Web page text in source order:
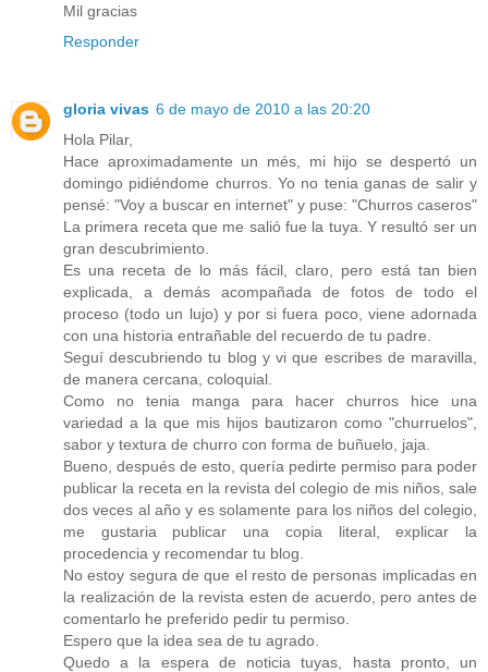
Mil gracias
Responder
gloria vivas 6 de mayo de 2010 a las 20:20
Hola Pilar,
Hace aproximadamente un més, mi hijo se despertó un
domingo pidiéndome churros. Yo no tenia ganas de salir y
pensé: "Voy a buscar en internet" y puse: "Churros caseros"
La primera receta que me salió fue la tuya. Y resultó ser un
gran descubrimiento.
Es una receta de lo más fácil, claro, pero está tan bien
explicada, a demás acompañada de fotos de todo el
proceso (todo un lujo) y por si fuera poco, viene adornada
con una historia entrañable del recuerdo de tu padre.
Seguí descubriendo tu blog y vi que escribes de maravilla,
de manera cercana, coloquial.
Como no tenia manga para hacer churros hice una
variedad a la que mis hijos bautizaron como "churruelos",
sabor y textura de churro con forma de buñuelo, jaja.
Bueno, después de esto, quería pedirte permiso para poder
publicar la receta en la revista del colegio de mis niños, sale
dos veces al año y es solamente para los niños del colegio,
me gustaria publicar una copia literal, explicar la
procedencia y recomendar tu blog.
No estoy segura de que el resto de personas implicadas en
la realización de la revista esten de acuerdo, pero antes de
comentarlo he preferido pedir tu permiso.
Espero que la idea sea de tu agrado.
Quedo a la espera de noticia tuyas, hasta pronto, un